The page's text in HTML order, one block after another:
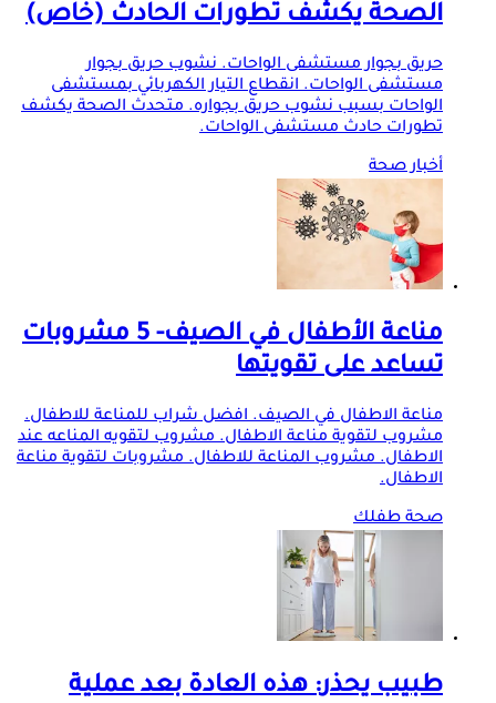
الصحة يكشف تطورات الحادث (خاص)
حريق بجوار مستشفى الواحات. نشوب حريق بجوار
مستشفى الواحات. انقطاع التيار الكهربائي بمستشفى
الواحات بسبب نشوب حريق بجواره. متحدث الصحة يكشف
تطورات حادث مستشفى الواحات.
أخبار صحة
مناعة الأطفال في الصيف- 5 مشروبات
تساعد على تقويتها
مناعة الاطفال في الصيف. افضل شراب للمناعة للاطفال.
مشروب لتقوية مناعة الاطفال. مشروب لتقويه المناعه عند
الاطفال. مشروب المناعة للاطفال. مشروبات لتقوية مناعة
الاطفال.
صحة طفلك
طبيب يحذر: هذه العادة بعد عملية